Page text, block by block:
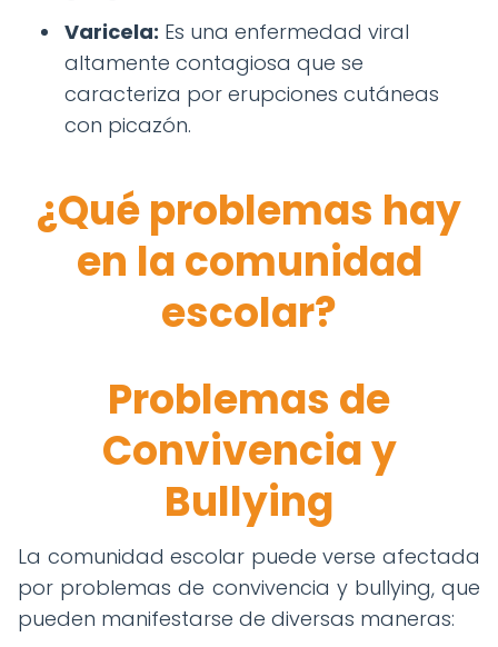
Varicela: Es una enfermedad viral
altamente contagiosa que se
caracteriza por erupciones cutáneas
con picazón.
¿Qué problemas hay
en la comunidad
escolar?
Problemas de
Convivencia y
Bullying
La comunidad escolar puede verse afectada
por problemas de convivencia y bullying, que
pueden manifestarse de diversas maneras: